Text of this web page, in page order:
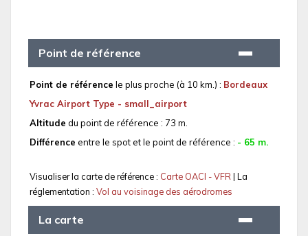
Point de référence
Point de référence le plus proche (à 10 km.) : Bordeaux
Yvrac Airport Type - small_airport
Altitude du point de référence : 73 m.
Différence entre le spot et le point de référence : - 65 m.
Visualiser la carte de référence : Carte OACI - VFR| La
réglementation : Vol au voisinage des aérodromes
La carte